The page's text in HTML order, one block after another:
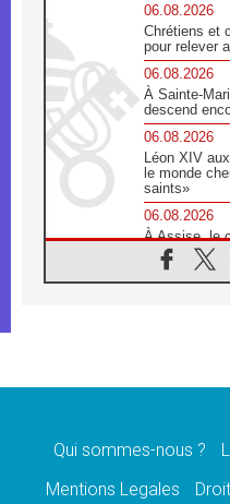
06.08.2026
Chrétiens et
pour relever
06.08.2026
À Sainte-
descend
06.08.2026
Léon XIV
le monde
saints»
06.08.2026
À Assise, le
«les
06.08.2026
message
«La visite du
Qui sommes-nous ?
Mentions Legales